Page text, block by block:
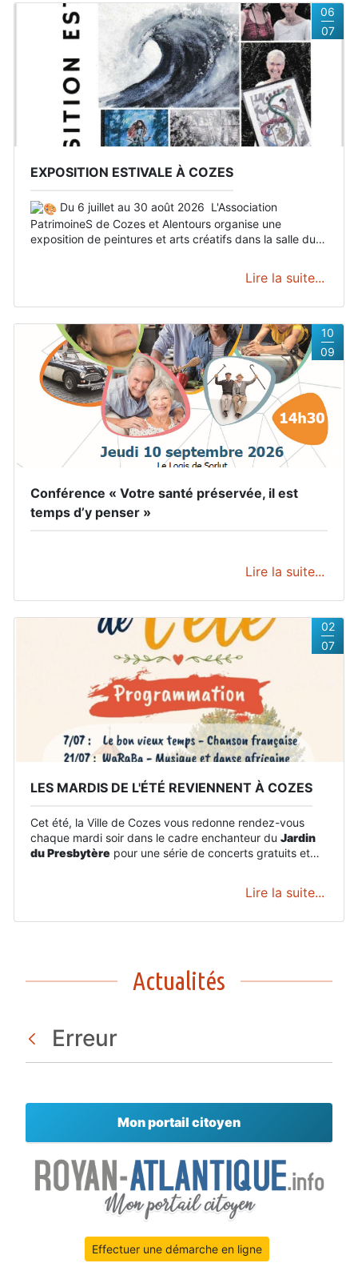
06
07
EXPOSITION ESTIVALE À COZES
Du 6 juillet au 30 août 2026 L'Association
PatrimoineS de Cozes et Alentours organise une
exposition de peintures et arts créatifs dans la salle du
Exposeront : Mme Boiteau, Mme
assureront la permanence lors de leur exposition. Dates
et horairesDu 06/07 au 30/08/2026 tous les jours.
Lire la suite...
10
09
Conférence « Votre santé préservée, il est
temps d’y penser »
Lire la suite...
02
07
LES MARDIS DE L'ÉTÉ REVIENNENT À COZES
Cet été, la Ville de Cozes vous redonne rendez-vous
chaque mardi soir dans le cadre enchanteur du Jardin
du Presbytère pour une série de concerts gratuits et
Lire la suite...
Actualités
Erreur
Mon portail citoyen
Effectuer une démarche en ligne